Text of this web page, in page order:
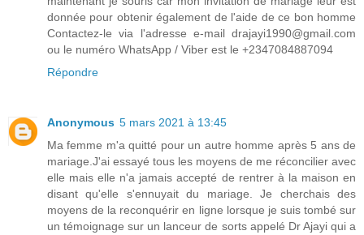
donnée pour obtenir également de l'aide de ce bon homme
Contactez-le via l'adresse e-mail drajayi1990@gmail.com
ou le numéro WhatsApp / Viber est le +2347084887094
Répondre
Anonymous 5 mars 2021 à 13:45
Ma femme m'a quitté pour un autre homme après 5 ans de
mariage.J'ai essayé tous les moyens de me réconcilier avec
elle mais elle n'a jamais accepté de rentrer à la maison en
disant qu'elle s'ennuyait du mariage. Je cherchais des
moyens de la reconquérir en ligne lorsque je suis tombé sur
un témoignage sur un lanceur de sorts appelé Dr Ajayi qui a